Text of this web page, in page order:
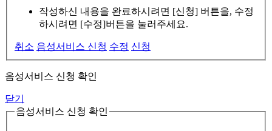
작성하신 내용을 완료하시려면 [신청] 버튼을, 수정
하시려면 [수정]버튼을 눌러주세요.
취소 음성서비스 신청 수정 신청
음성서비스 신청 확인
닫기
음성서비스 신청 확인